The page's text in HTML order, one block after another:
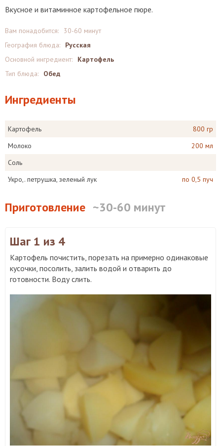
Вкусное и витаминное картофельное пюре.
Вам понадобится:
30-60 минут
География блюда:
Русская
Основной ингредиент:
Картофель
Тип блюда:
Обед
Ингредиенты
Картофель
800 гр
Молоко
200 мл
Соль
Укро,. петрушка, зеленый лук
по 0,5 пуч
Приготовление ~30-60 минут
Шаг 1 из 4
Картофель почистить, порезать на примерно одинаковые
кусочки, посолить, залить водой и отварить до
готовности. Воду слить.